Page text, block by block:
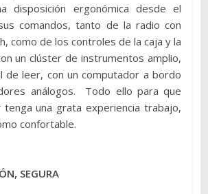
disposición ergonómica desde el
comandos, tanto de la radio con
como de los controles de la caja y la
un clúster de instrumentos amplio,
de leer, con un computador a bordo
análogos. Todo ello para que
tenga una grata experiencia trabajo,
confortable.
SEGURA